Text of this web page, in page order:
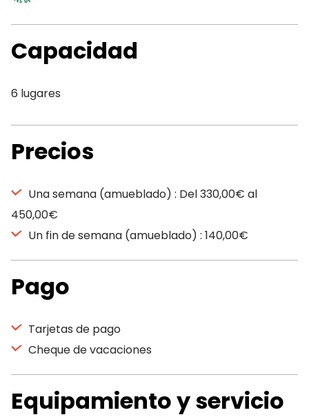
Capacidad
6 lugares
Precios
Una semana (amueblado) : Del 330,00€ al
450,00€
Un fin de semana (amueblado) : 140,00€
Pago
Tarjetas de pago
Cheque de vacaciones
Equipamiento y servicio